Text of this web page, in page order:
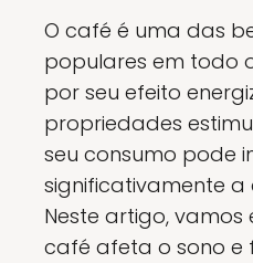
O café é uma das
populares em todo
por seu efeito
propriedades
seu consumo pode
significativamente
Neste artigo,
café afeta o sono e